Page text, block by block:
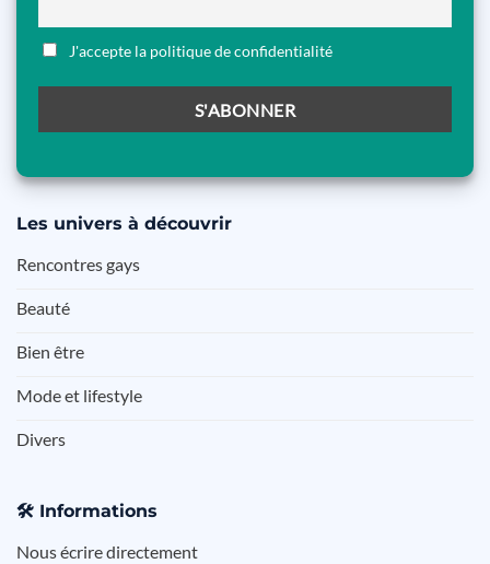
J'accepte la politique de confidentialité
Les univers à découvrir
Rencontres gays
Beauté
Bien être
Mode et lifestyle
Divers
🛠️ Informations
Nous écrire directement